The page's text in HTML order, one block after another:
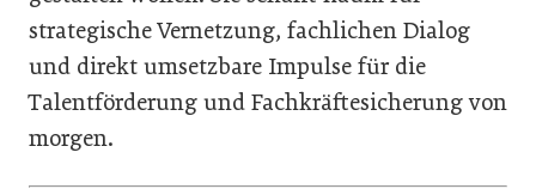
strategische Vernetzung, fachlichen Dialog
und direkt umsetzbare Impulse für die
Talentförderung und Fachkräftesicherung von
morgen.